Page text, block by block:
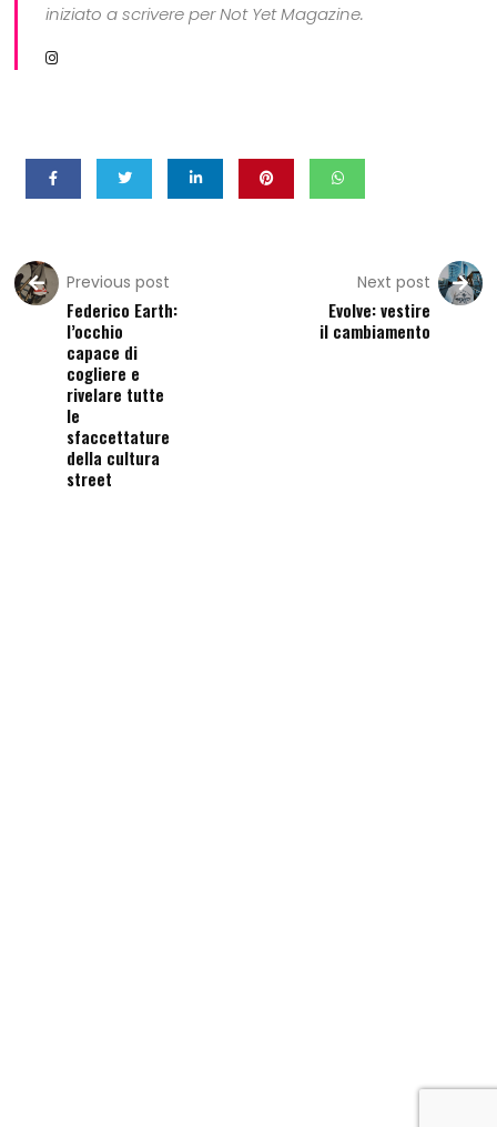
iniziato a scrivere per Not Yet Magazine.
Previous post
Federico Earth:
l’occhio
capace di
cogliere e
rivelare tutte
le
sfaccettature
della cultura
street
Next post
Evolve: vestire
il cambiamento